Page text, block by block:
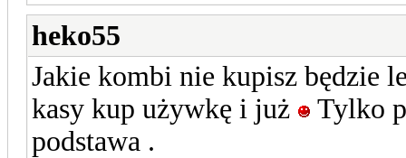
heko55
Jakie kombi nie kupisz będzie
kasy kup używkę i już
Tylko
podstawa .